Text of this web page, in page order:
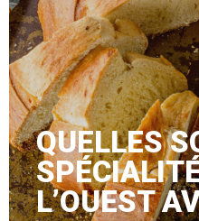
QUELLES
L’OUEST